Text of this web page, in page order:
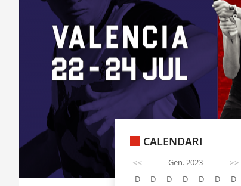
CALENDARI
<< Gen. 2023 >>
D D D D D D D